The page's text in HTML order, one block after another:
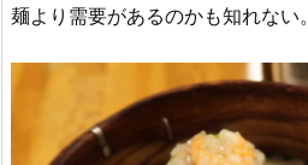
麺より需要があるのかも知れない。